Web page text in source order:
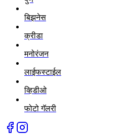
बिझनेस
क्रीडा
मनोरंजन
लाईफस्टाईल
व्हिडीओ
फोटो गॅलरी